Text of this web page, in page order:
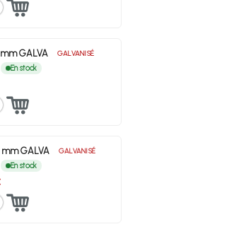
GALVA GALVANISÉ
En stock
mm GALVA GALVANISÉ
En stock